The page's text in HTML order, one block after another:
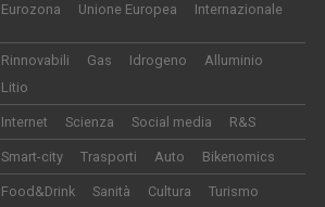
Eurozona Unione Europea Internazionale
Rinnovabili Gas Idrogeno
Alluminio
Litio
Internet Scienza Social media R&S
Smart-city Trasporti Auto Bikenomics
Food&Drink Sanità Cultura Turismo